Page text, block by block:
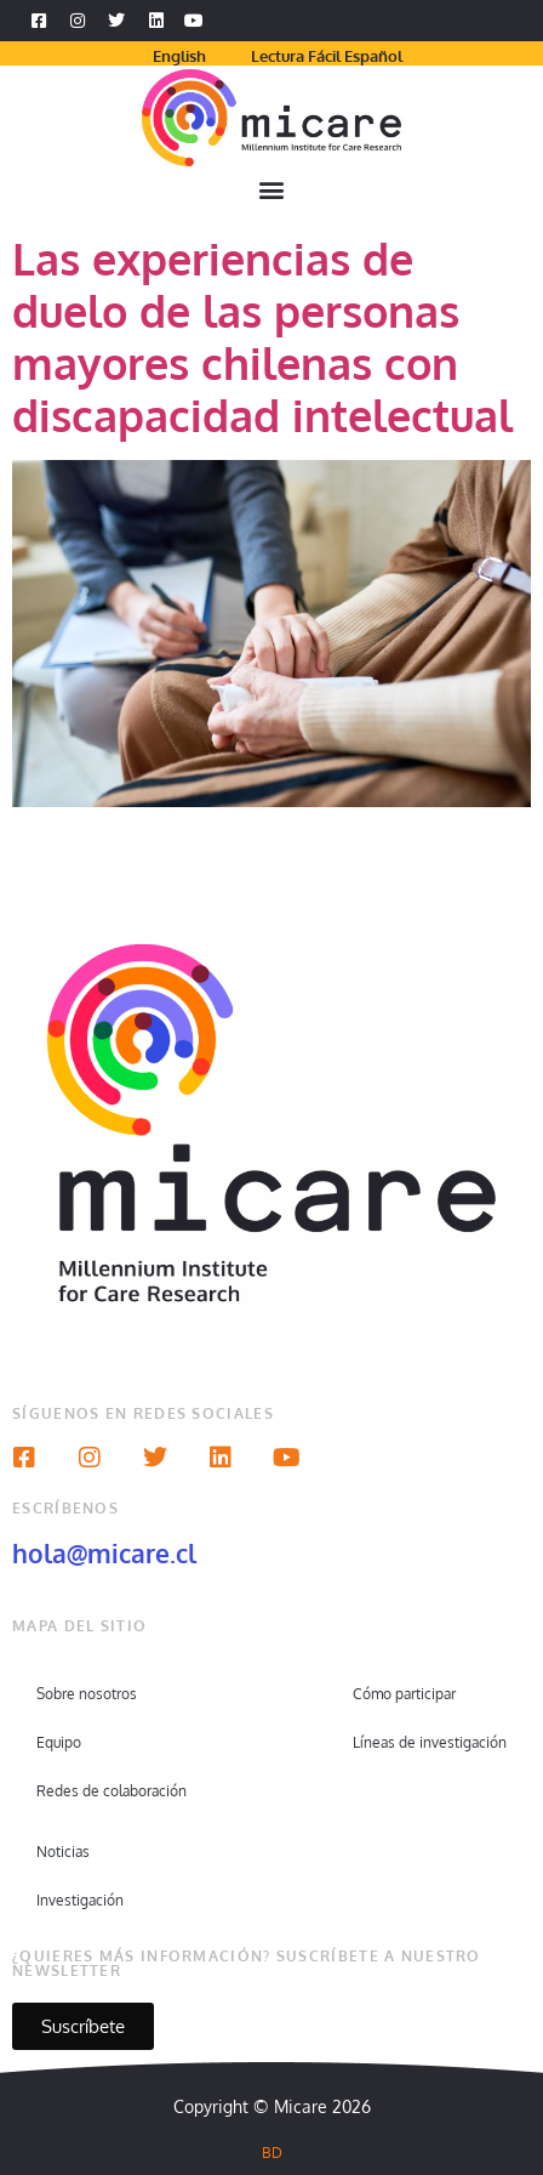
English Lectura Fácil Español
Las experiencias de
duelo de las personas
mayores chilenas con
discapacidad intelectual
SÍGUENOS EN REDES SOCIALES
ESCRÍBENOS
hola@micare.cl
MAPA DEL SITIO
Sobre nosotros
Equipo
Redes de colaboración
Cómo participar
Líneas de investigación
Noticias
Investigación
¿QUIERES MÁS INFORMACIÓN? SUSCRÍBETE A NUESTRO
NEWSLETTER
Suscríbete
Copyright © Micare 2026
BD